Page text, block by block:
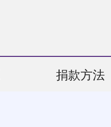
捐款方法